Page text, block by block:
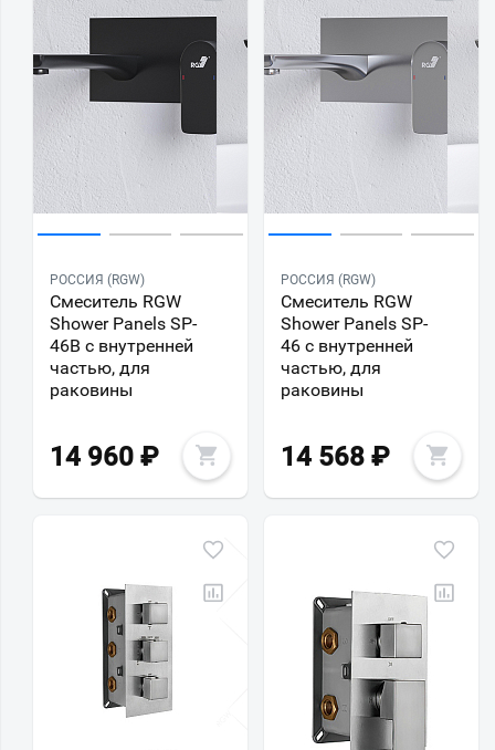
РОССИЯ (RGW)
Смеситель RGW
Shower Panels SP-
46B с внутренней
частью, для
раковины
14 960 ₽
РОССИЯ (RGW)
Смеситель RGW
Shower Panels SP-
46 с внутренней
частью, для
раковины
14 568 ₽